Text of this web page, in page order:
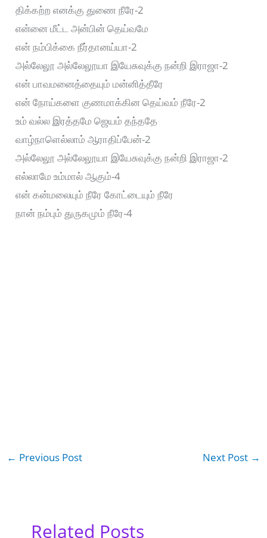
திக்கற்ற எனக்கு துணை நீரே-2
என்னை மீட்ட அன்பின் தெய்வமே
என் நம்பிக்கை நீர்தானய்யா-2
அல்லேலூ அல்லேலூயா இயேசுவுக்கு நன்றி இராஜா-2
என் பாவமனைத்தையும் மன்னித்தீரே
என் நோய்களை குணமாக்கின தெய்வம் நீரே-2
உம் வல்ல இரத்தமே ஜெயம் தந்ததே
வாழ்நாளெல்லாம் ஆராதிப்பேன்-2
அல்லேலூ அல்லேலூயா இயேசுவுக்கு நன்றி இராஜா-2
எல்லாமே உம்மால் ஆகும்-4
என் கன்மலையும் நீரே கோட்டையும் நீரே
நான் நம்பும் துருகமும் நீரே-4
← Previous Post Next Post →
Related Posts